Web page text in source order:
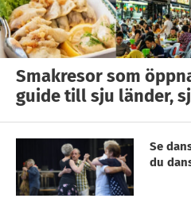
Smakresor som
guide till sju länder,
Se
du